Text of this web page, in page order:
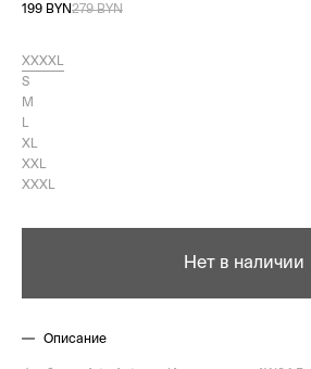
199 BYN279 BYN
XXXXL
S
M
XL
XXL
XXXL
Нет в наличии
Описание